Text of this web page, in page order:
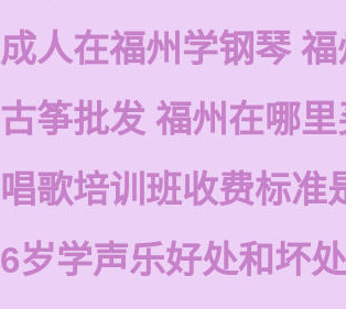
成人在福州学钢琴
古筝批发 福州在哪
唱歌培训班收费标准
6岁学声乐好处和坏处